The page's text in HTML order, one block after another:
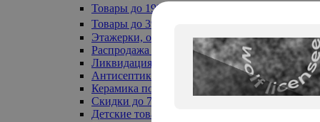
Товары до 199₽
Товары до 399₽
Этажерки, обувницы
Распродажа текстиля до -50%
Ликвидация до -70%
Антисептики
Керамика по 129 руб
Скидки до 70%
Детские товары